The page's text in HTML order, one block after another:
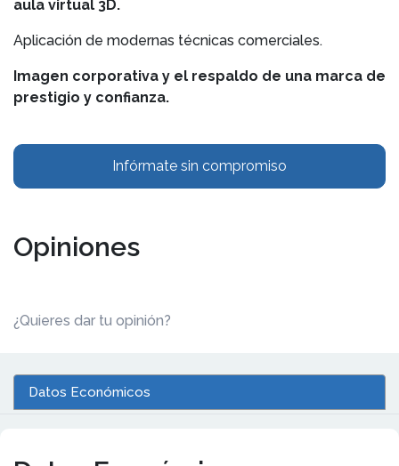
aula virtual 3D.
Aplicación de modernas técnicas comerciales.
Imagen corporativa y el respaldo de una marca de
prestigio y confianza.
Infórmate sin compromiso
Opiniones
¿Quieres dar tu opinión?
Datos Económicos